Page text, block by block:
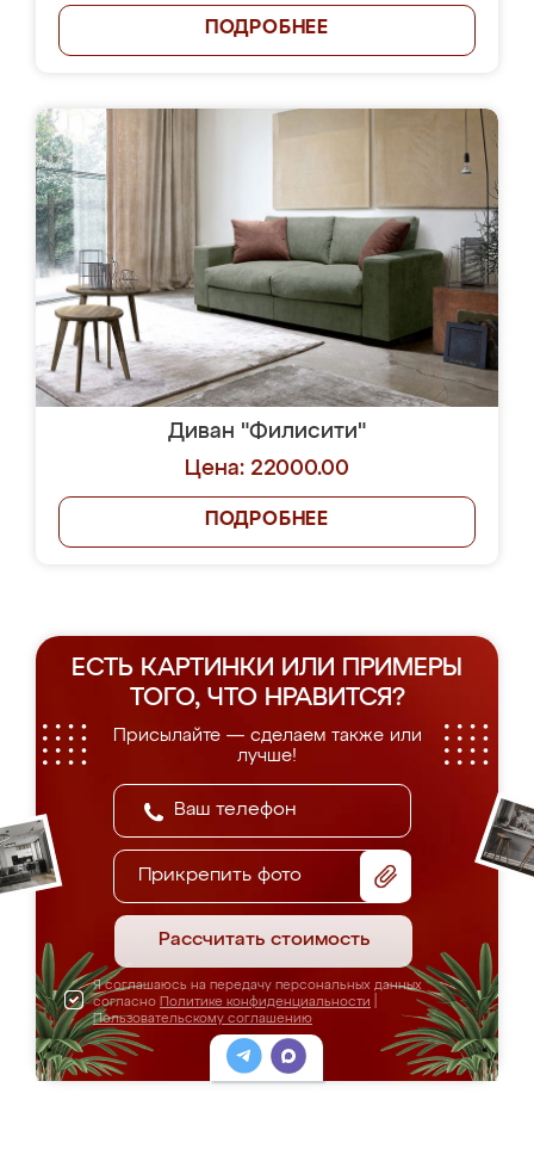
ПОДРОБНЕЕ
Диван "Филисити"
Цена: 22000.00
ПОДРОБНЕЕ
ЕСТЬ КАРТИНКИ ИЛИ ПРИМЕРЫ
ТОГО, ЧТО НРАВИТСЯ?
Присылайте — сделаем также или
лучше!
Прикрепить фото
Рассчитать стоимость
Я соглашаюсь на передачу персональных данных
согласно Политике конфиденциальности
Пользовательскому соглашению